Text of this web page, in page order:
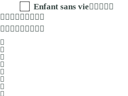
Enfant sans vie